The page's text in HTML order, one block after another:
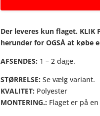
Der leveres kun flaget. KLIK
herunder for OGSÅ at købe
AFSENDES: 1 – 2 dage.
STØRRELSE: Se vælg variant.
KVALITET: Polyester
MONTERING.: Flaget er på